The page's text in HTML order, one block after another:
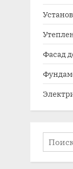
Фасад
Найти: